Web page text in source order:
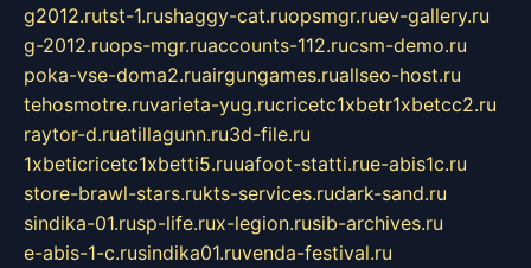
g2012.rutst-1.rushaggy-cat.ruopsmgr.ruev-gallery.ru
g-2012.ruops-mgr.ruaccounts-112.rucsm-demo.ru
poka-vse-doma2.ruairgungames.ruallseo-host.ru
tehosmotre.ruvarieta-yug.rucricetc1xbetr1xbetcc2.ru
raytor-d.ruatillagunn.ru3d-file.ru
1xbeticricetc1xbetti5.ruuafoot-statti.rue-abis1c.ru
store-brawl-stars.rukts-services.rudark-sand.ru
sindika-01.rusp-life.rux-legion.rusib-archives.ru
e-abis-1-c.rusindika01.ruvenda-festival.ru